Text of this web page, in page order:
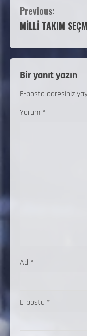
Previous:
MİLLİ TAKIM
Bir yanıt yazın
E-posta adresiniz
Yorum *
Ad *
E-posta *